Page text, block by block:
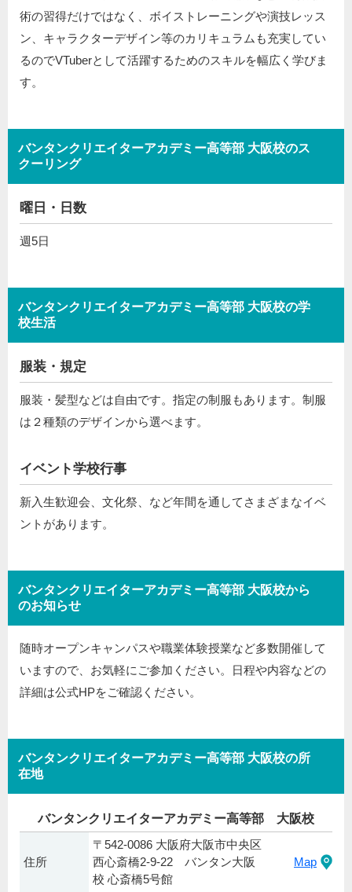
術の習得だけではなく、ボイストレーニングや演技レッス
ン、キャラクターデザイン等のカリキュラムも充実してい
るのでVTuberとして活躍するためのスキルを幅広く学びま
す。
バンタンクリエイターアカデミー高等部 大阪校のス
クーリング
曜日・日数
週5日
バンタンクリエイターアカデミー高等部 大阪校の学
校生活
服装・規定
服装・髪型などは自由です。指定の制服もあります。制服
は２種類のデザインから選べます。
イベント学校行事
新入生歓迎会、文化祭、など年間を通してさまざまなイベ
ントがあります。
バンタンクリエイターアカデミー高等部 大阪校から
のお知らせ
随時オープンキャンパスや職業体験授業など多数開催して
いますので、お気軽にご参加ください。日程や内容などの
詳細は公式HPをご確認ください。
バンタンクリエイターアカデミー高等部 大阪校の所
在地
バンタンクリエイターアカデミー高等部 大阪校
住所
〒542-0086 大阪府大阪市中央区
西心斎橋2-9-22 バンタン大阪
校 心斎橋5号館
Map